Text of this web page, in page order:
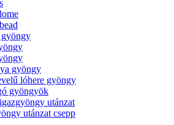
gyöngy
lóhere gyöngy
gyöngyök
utánzat
utánzat csepp